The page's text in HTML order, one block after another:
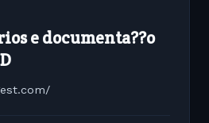
e documenta??o